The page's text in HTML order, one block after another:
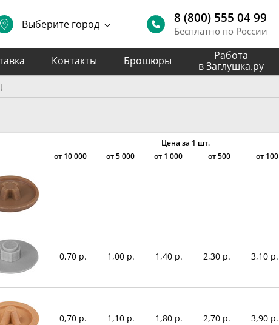
Выберите город 8 (800) 555 04 99
Бесплатно по России
Контакты Брошюры
Работа
в Заглушка.ру
Цена за 1 шт.
от 10 000 от5 000 от 1 000 от 500 от 100
0,70 р. 1,00 р. 1,40 р. 2,30 р. 3,10 р.
0,70 р. 1,10 р. 1,80 р. 2,70 р. 3,90 р.